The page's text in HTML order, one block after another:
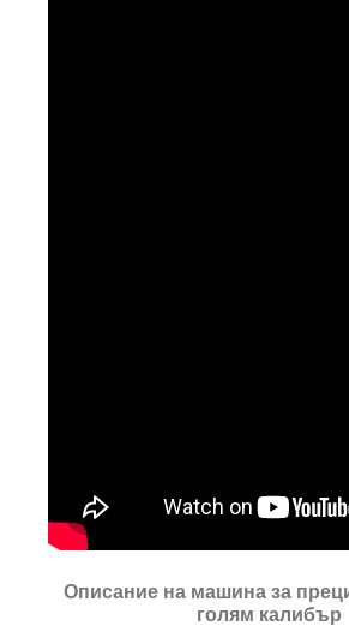
Описание на машина за
голям калибър